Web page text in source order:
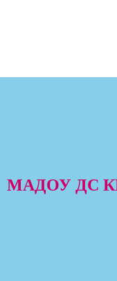
МАДОУ ДС